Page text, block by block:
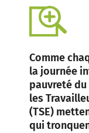
Comme
la journée
pauvreté
les
(TSE)
qui